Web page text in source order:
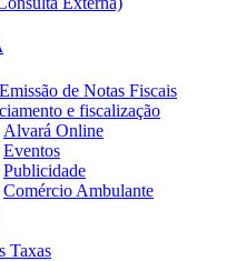
de Notas Fiscais
e fiscalização
Alvará Online
Eventos
Publicidade
Comércio Ambulante
Taxas